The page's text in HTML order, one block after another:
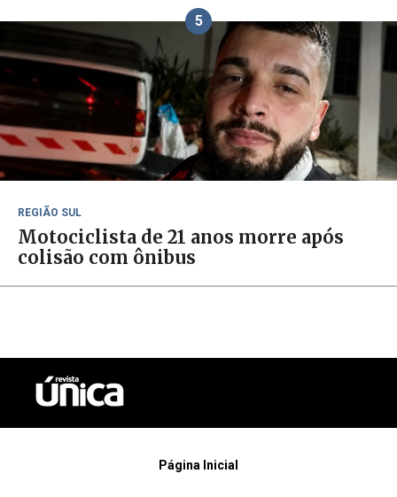
5
REGIÃO SUL
Motociclista de 21 anos morre após
colisão com ônibus
Página Inicial